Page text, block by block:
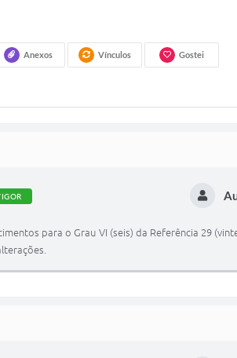
Anexos Vínculos Gostei
para o Grau VI (seis) da Referência 29